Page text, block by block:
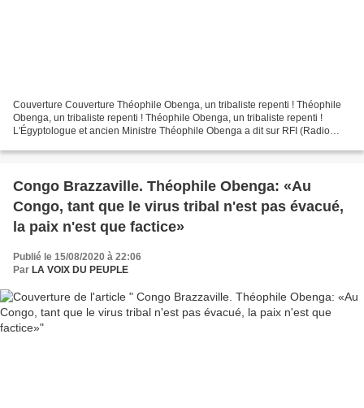
Couverture Couverture Théophile Obenga, un tribaliste repenti ! Théophile
Obenga, un tribaliste repenti ! Théophile Obenga, un tribaliste repenti !
L'Égyptologue et ancien Ministre Théophile Obenga a dit sur RFI (Radio
Congo Brazzaville. Théophile Obenga: «Au
Congo, tant que le virus tribal n'est pas évacué,
la paix n'est que factice»
Publié le 15/08/2020 à 22:06
Par LA VOIX DU PEUPLE